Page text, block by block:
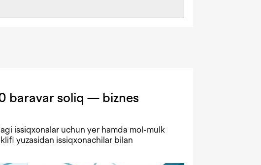
baravar soliq — biznes
issiqxonalar uchun yer hamda mol-mulk
yuzasidan issiqxonachilar bilan